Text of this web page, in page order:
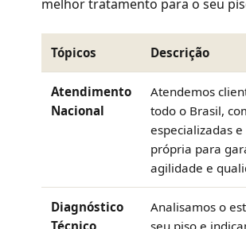
melhor tratamento para o seu
Tópicos Descrição
Atendimento
Nacional
Atendemos
todo o Brasil,
especializadas
própria para
agilidade e
Diagnóstico
Analisamos o